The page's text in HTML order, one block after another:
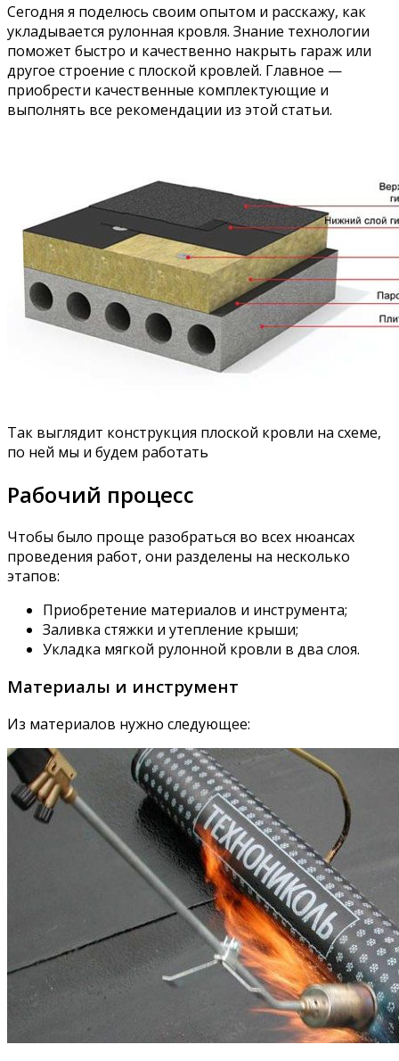
Сегодня я поделюсь своим опытом и расскажу, как
укладывается рулонная кровля. Знание технологии
поможет быстро и качественно накрыть гараж или
другое строение с плоской кровлей. Главное —
приобрести качественные комплектующие и
выполнять все рекомендации из этой статьи.
Так выглядит конструкция плоской кровли на схеме,
по ней мы и будем работать
Рабочий процесс
Чтобы было проще разобраться во всех нюансах
проведения работ, они разделены на несколько
этапов:
Приобретение материалов и инструмента;
Заливка стяжки и утепление крыши;
Укладка мягкой рулонной кровли в два слоя.
Материалы и инструмент
Из материалов нужно следующее: